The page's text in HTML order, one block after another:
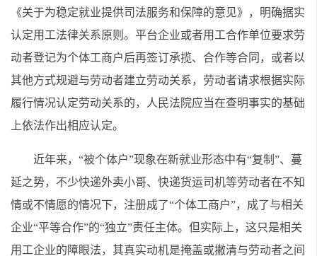
《关于为稳定就业提供司法服务和保障的意见》，明确据实
认定用工法律关系原则。平台企业或者用工合作单位要求劳
动者登记为个体工商户后再签订承揽、合作等合同，或者以
其他方式规避与劳动者建立劳动关系，劳动者请求根据实际
履行情况认定劳动关系的，人民法院应当在查明事实的基础
上依法作出相应认定。
近年来，“被个体户”现象在新就业形态中有“复制”、蔓
延之势，不少快递外卖小哥、快递货运司机等劳动者在不知
情或不情愿的情况下，注册成了“个体工商户”，成了与相关
企业“平等合作”的“独立”责任主体。但实际上，这只是相关
用工企业的障眼法，其真实动机是掩盖或撇清与劳动者之间